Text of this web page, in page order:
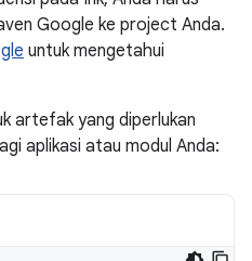
Google ke project Anda.
untuk mengetahui
artefak yang diperlukan
aplikasi atau modul Anda: